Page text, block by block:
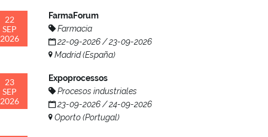
22
SEP
2026
FarmaForum
Farmacia
22-09-2026 / 23-09-2026
Madrid (España)
23
SEP
2026
Expoprocessos
Procesos industriales
23-09-2026 / 24-09-2026
Oporto (Portugal)